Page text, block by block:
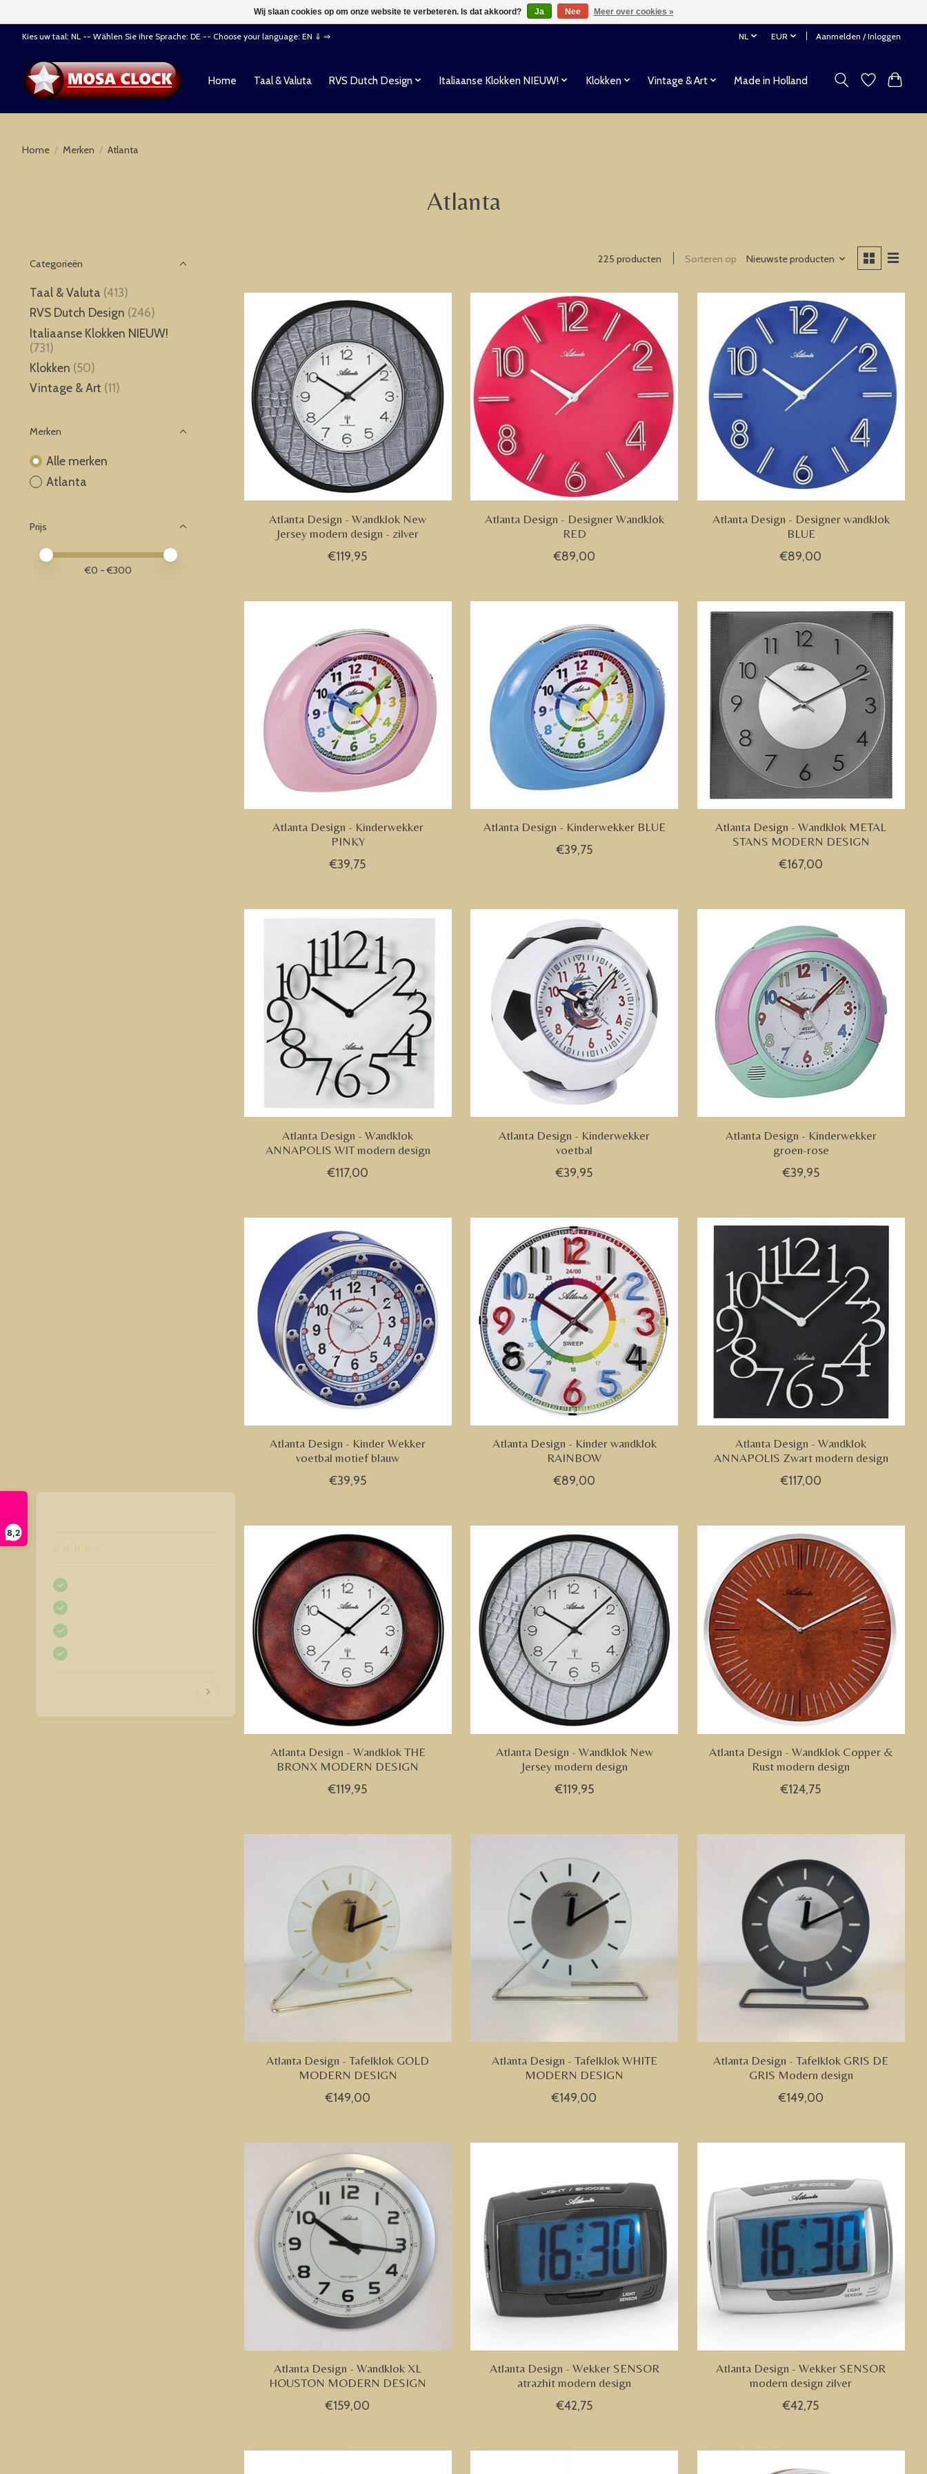
8,2
Kies uw taal: NL -- Wählen Sie ihre Sprache: DE -- Choose your language: EN ⇓ ⇒ NL EUR Aanmelden / Inloggen
Home Taal & Valuta RVS Dutch Design Italiaanse Klokken NIEUW! Klokken Vintage & Art Made in Holland
Home / Merken / Atlanta
Atlanta
Categorieën
Taal & Valuta (413)
RVS Dutch Design (246)
Italiaanse Klokken NIEUW!
(731)
Klokken (50)
Vintage & Art (11)
Merken
Alle merken
Atlanta
Prijs
Minimale prijswaarde
Price maximum value
€0 - €300
225 producten Sorteren op Nieuwste producten
Atlanta Design - Wandklok New
Jersey modern design - zilver
€119,95
Atlanta Design - Designer Wandklok
RED
€89,00
Atlanta Design - Designer wandklok
BLUE
€89,00
Atlanta Design - Kinderwekker
PINKY
€39,75
Atlanta Design - Kinderwekker BLUE
€39,75
Atlanta Design - Wandklok METAL
STANS MODERN DESIGN
€167,00
Atlanta Design - Wandklok
ANNAPOLIS WIT modern design
€117,00
Atlanta Design - Kinderwekker
voetbal
€39,95
Atlanta Design - Kinderwekker
groen-rose
€39,95
Atlanta Design - Kinder Wekker
voetbal motief blauw
€39,95
Atlanta Design - Kinder wandklok
RAINBOW
€89,00
Atlanta Design - Wandklok
ANNAPOLIS Zwart modern design
€117,00
Atlanta Design - Wandklok THE
BRONX MODERN DESIGN
€119,95
Atlanta Design - Wandklok New
Jersey modern design
€119,95
Atlanta Design - Wandklok Copper &
Rust modern design
€124,75
Atlanta Design - Tafelklok GOLD
MODERN DESIGN
€149,00
Atlanta Design - Tafelklok WHITE
MODERN DESIGN
€149,00
Atlanta Design - Tafelklok GRIS DE
GRIS Modern design
€149,00
Atlanta Design - Wandklok XL
HOUSTON MODERN DESIGN
€159,00
Atlanta Design - Wekker SENSOR
atrazhit modern design
€42,75
Atlanta Design - Wekker SENSOR
modern design zilver
€42,75
Wij slaan cookies op om onze website te verbeteren. Is dat akkoord? Ja Nee Meer over cookies »